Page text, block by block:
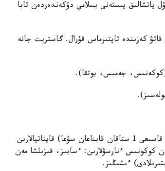
پىستەنى يسلامي دۇكەندەردەن تابا
كەزىندە تاپتىرماس قۇرال. گاستريت جانە
(كوكەنىس، جەمىس، بوتقا).
شوپتەر. تاڭەرتەڭ ءىش جۇرگىزەتىن - پىشتەن، يتجومىرت (1 اس قاسىعى 1 ستاقان قايناعان سۋعا) قايناتپالارىن
4-6 ستاقان جاڭا سىعىلعان كوكونىس ءنارسۋلارىن: ءسابىز، قىزىلشا مەن
ءىشىڭىز.